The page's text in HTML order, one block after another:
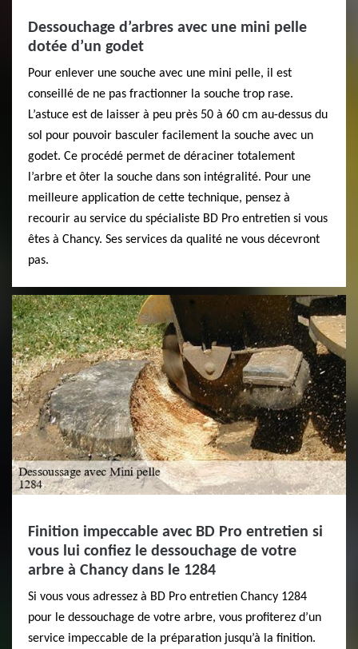
Dessouchage d’arbres avec une mini pelle
dotée d’un godet
Pour enlever une souche avec une mini pelle, il est
conseillé de ne pas fractionner la souche trop rase.
L’astuce est de laisser à peu près 50 à 60 cm au-dessus du
sol pour pouvoir basculer facilement la souche avec un
godet. Ce procédé permet de déraciner totalement
l’arbre et ôter la souche dans son intégralité. Pour une
meilleure application de cette technique, pensez à
recourir au service du spécialiste BD Pro entretien si vous
êtes à Chancy. Ses services da qualité ne vous décevront
pas.
Finition impeccable avec BD Pro entretien si
vous lui confiez le dessouchage de votre
arbre à Chancy dans le 1284
Si vous vous adressez à BD Pro entretien Chancy 1284
pour le dessouchage de votre arbre, vous profiterez d’un
service impeccable de la préparation jusqu’à la finition.